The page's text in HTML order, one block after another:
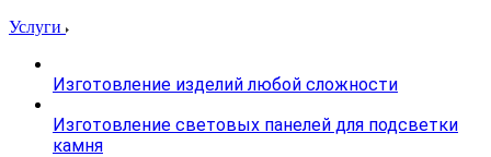
Услуги
Изготовление изделий любой сложности
Изготовление световых панелей для подсветки
камня